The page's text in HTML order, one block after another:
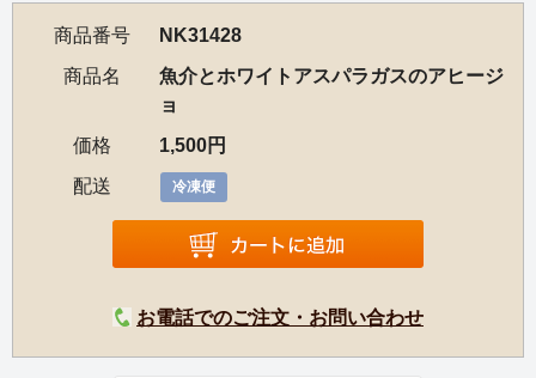
商品番号
NK31428
商品名
魚介とホワイトアスパラガスのアヒージ
ョ
価格
1,500円
配送
冷凍便
お電話でのご注文・お問い合わせ